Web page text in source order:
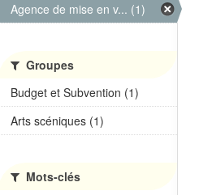
Agence de mise en v... (1)
Groupes
Budget et Subvention (1)
Arts scéniques (1)
Mots-clés